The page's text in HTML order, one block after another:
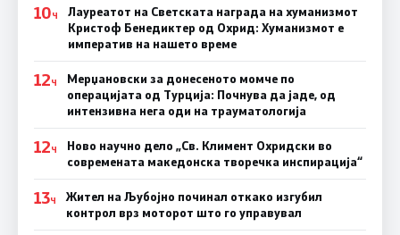
10Ч
Лауреатот на Светската награда на хуманизмот
Кристоф Бенедиктер од Охрид: Хуманизмот е
императив на нашето време
12Ч
Мерџановски за донесеното момче по
операцијата од Турција: Почнува да јаде, од
интензивна нега оди на трауматологија
12Ч
Ново научно дело „Св. Климент Охридски во
современата македонска творечка инспирација“
13Ч
Жител на Љубојно починал откако изгубил
контрол врз моторот што го управувал